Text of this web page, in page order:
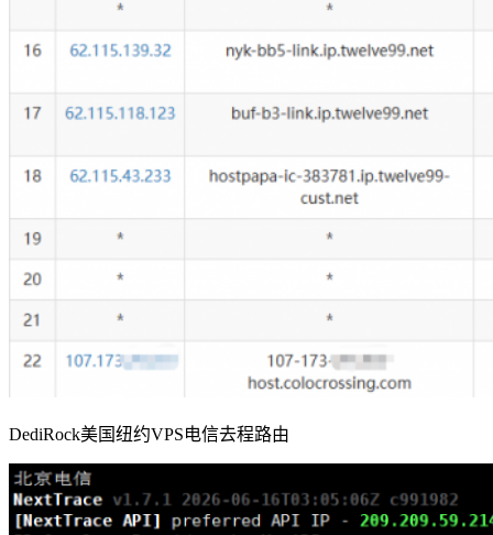
DediRock美国纽约VPS电信去程路由